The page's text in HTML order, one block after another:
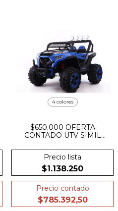
4 colores
$650.000 OFERTA
CONTADO UTV SIMIL
MOTORES 12V CUERO
Precio lista
$1.138.250
Precio contado
$785.392,50